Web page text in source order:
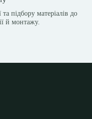
підбору матеріалів до
й монтажу.